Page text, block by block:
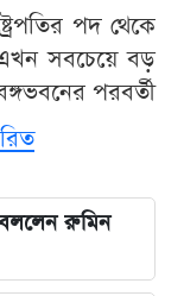
পদ থেকে
সবচেয়ে বড়
পরবর্তী
বললেন রুমিন